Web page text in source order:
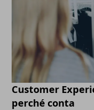
Customer
perché conta